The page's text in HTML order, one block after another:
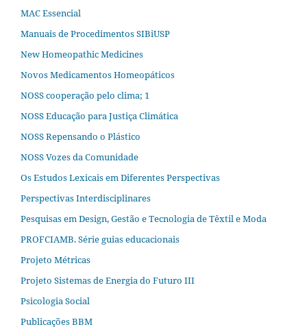
MAC Essencial
Manuais de Procedimentos SIBiUSP
New Homeopathic Medicines
Novos Medicamentos Homeopáticos
NOSS cooperação pelo clima; 1
NOSS Educação para Justiça Climática
NOSS Repensando o Plástico
NOSS Vozes da Comunidade
Os Estudos Lexicais em Diferentes Perspectivas
Perspectivas Interdisciplinares
Pesquisas em Design, Gestão e Tecnologia de Têxtil e Moda
PROFCIAMB. Série guias educacionais
Projeto Métricas
Projeto Sistemas de Energia do Futuro III
Psicologia Social
Publicações BBM